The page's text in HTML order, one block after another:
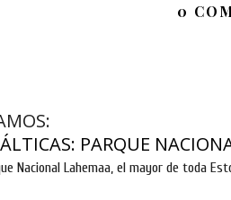
0
PARQUE
Nacional Lahemaa, el mayor de toda